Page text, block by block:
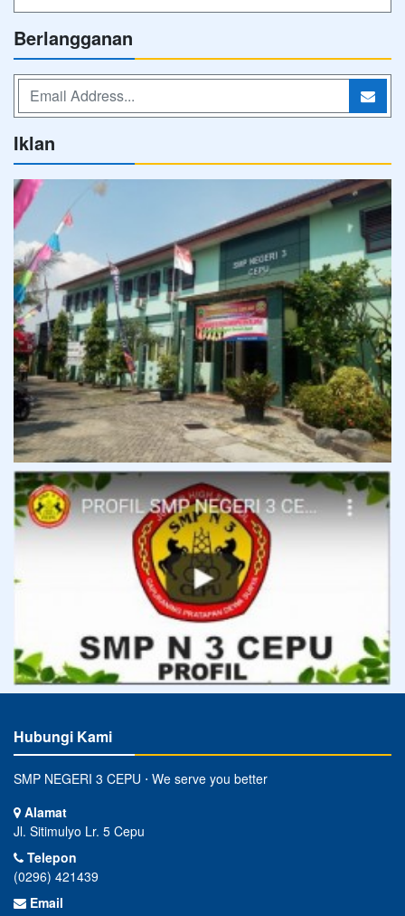
Berlangganan
Iklan
Hubungi Kami
SMP NEGERI 3 CEPU ⋅ We serve you better
Alamat
Jl. Sitimulyo Lr. 5 Cepu
Telepon
(0296) 421439
Email